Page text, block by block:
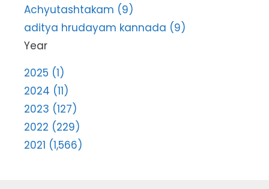
Achyutashtakam (9)
aditya hrudayam kannada (9)
Year
2025 (1)
2024 (11)
2023 (127)
2022 (229)
2021 (1,566)